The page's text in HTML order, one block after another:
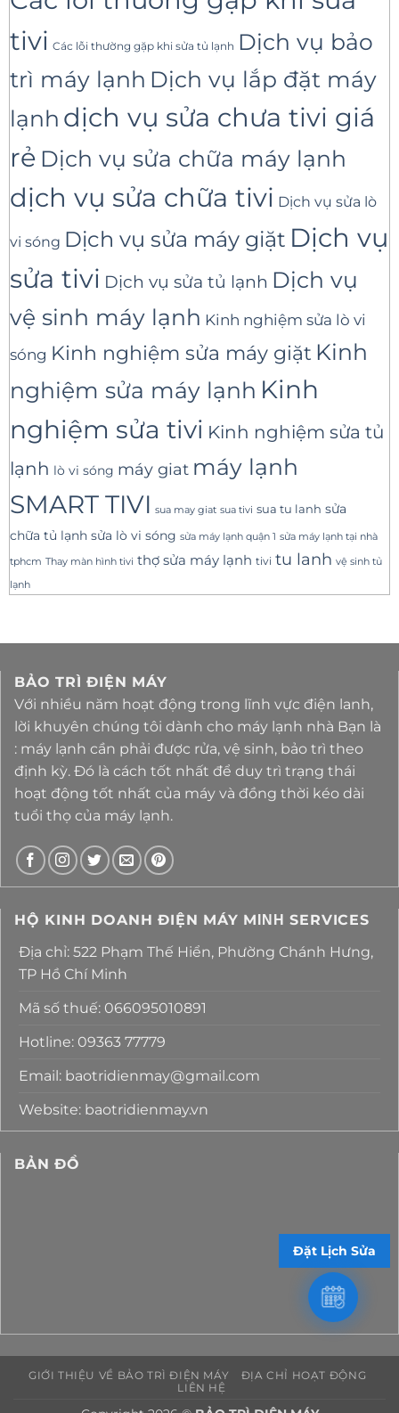
tivi Các lỗi thường gặp khi sửa tủ lạnh Dịch vụ bảo
trì máy lạnh Dịch vụ lắp đặt máy
lạnh dịch vụ sửa chưa tivi giá
rẻ Dịch vụ sửa chữa máy lạnh
dịch vụ sửa chữa tivi Dịch vụ sửa lò
vi sóng Dịch vụ sửa máy giặt Dịch vụ
sửa tivi Dịch vụ sửa tủ lạnh Dịch vụ
vệ sinh máy lạnh Kinh nghiệm sửa lò vi
sóng Kinh nghiệm sửa máy giặt Kinh
nghiệm sửa máy lạnh Kinh
nghiệm sửa tivi Kinh nghiệm sửa tủ
lạnh lò vi sóng máy giat máy lạnh
SMART TIVI sua may giat sua tivi sua tu lanh sửa
chữa tủ lạnh sửa lò vi sóng sửa máy lạnh quận 1 sửa máy lạnh tại nhà
tphcm Thay màn hình tivi thợ sửa máy lạnh tivi tu lanh vệ sinh tủ
lạnh
BẢO TRÌ ĐIỆN MÁY
Với nhiều năm hoạt động trong lĩnh vực điện lanh,
lời khuyên chúng tôi dành cho máy lạnh nhà Bạn là
: máy lạnh cần phải được rửa, vệ sinh, bảo trì theo
định kỳ. Đó là cách tốt nhất để duy trì trạng thái
hoạt động tốt nhất của máy và đồng thời kéo dài
tuổi thọ của máy lạnh.
HỘ KINH DOANH ĐIỆN MÁY MΙΝΗ SERVICES
Địa chỉ: 522 Phạm Thế Hiển, Phường Chánh Hưng,
TP Hồ Chí Minh
Mã số thuế: 066095010891
Hotline: 09363 77779
Email: baotridienmay@gmail.com
Website: baotridienmay.vn
BẢN ĐỒ
GIỚI THIỆU VỀ BẢO TRÌ ĐIỆN MÁY
ĐỊA CHỈ HOẠT ĐỘNG
LIÊN HỆ
Đặt Lịch Sửa